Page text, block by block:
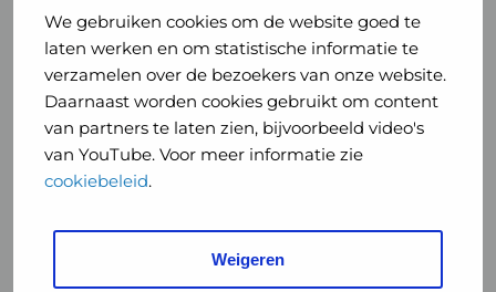
We gebruiken cookies om de website goed te
laten werken en om statistische informatie te
verzamelen over de bezoekers van onze website.
Daarnaast worden cookies gebruikt om content
van partners te laten zien, bijvoorbeeld video's
van YouTube. Voor meer informatie zie
cookiebeleid.
Weigeren
of
GGD
GHOR
Nederland
of
GGD
GHOR
Nederland
GGD Reizen op social media
GGD Reizen
GGD Reisvaccinaties